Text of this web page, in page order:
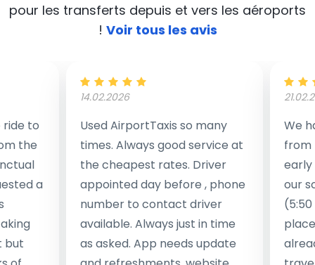
pour les transferts depuis et vers les aéroports
! Voir tous les avis
to
the
a
but
14.02.2026
Used AirportTaxis so many
times. Always good service at
the cheapest rates. Driver
appointed day before , phone
number to contact driver
available. Always just in time
as asked. App needs update
We
from
early
our